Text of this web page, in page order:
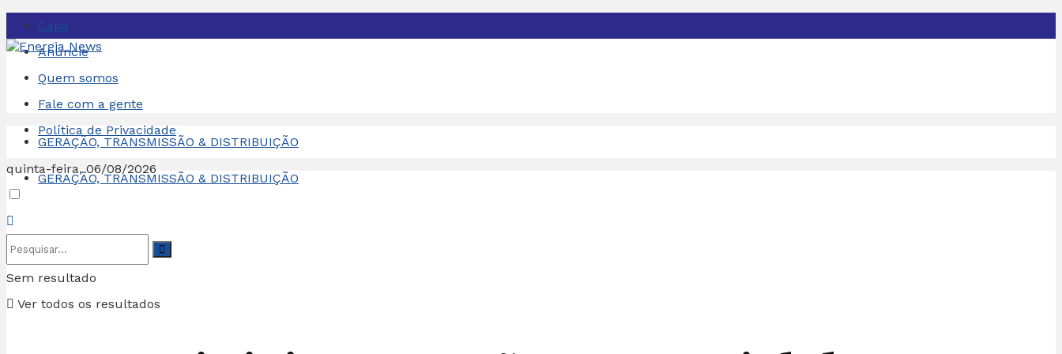
Capa
Anuncie
Quem somos
Fale com a gente
Política de Privacidade
quinta-feira, 06/08/2026
Sem resultado
Ver todos os resultados
GERAÇÃO, TRANSMISSÃO & DISTRIBUIÇÃO
GERAÇÃO, TRANSMISSÃO & DISTRIBUIÇÃO